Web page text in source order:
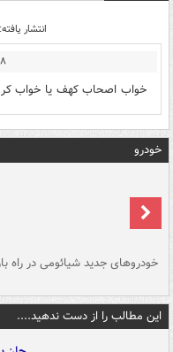
انتشار یافته: 1
خواب اصحاب کهف یا خواب
خودرو
خودروهای جدید شیائومی در راه
این مطالب را از دست ندهید....